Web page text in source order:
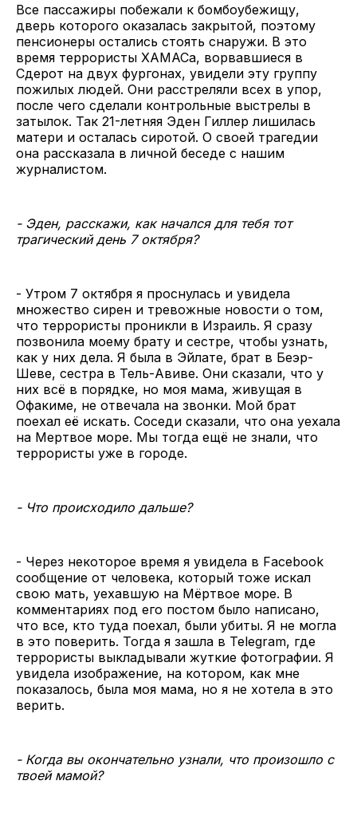
Все пассажиры побежали к бомбоубежищу,
дверь которого оказалась закрытой, поэтому
пенсионеры остались стоять снаружи. В это
время террористы ХАМАСа, ворвавшиеся в
Сдерот на двух фургонах, увидели эту группу
пожилых людей. Они расстреляли всех в упор,
после чего сделали контрольные выстрелы в
затылок. Так 21-летняя Эден Гиллер лишилась
матери и осталась сиротой. О своей трагедии
она рассказала в личной беседе с нашим
журналистом.
- Эден, расскажи, как начался для тебя тот
трагический день 7 октября?
- Утром 7 октября я проснулась и увидела
множество сирен и тревожные новости о том,
что террористы проникли в Израиль. Я сразу
позвонила моему брату и сестре, чтобы узнать,
как у них дела. Я была в Эйлате, брат в Беэр-
Шеве, сестра в Тель-Авиве. Они сказали, что у
них всё в порядке, но моя мама, живущая в
Офакиме, не отвечала на звонки. Мой брат
поехал её искать. Соседи сказали, что она уехала
на Мертвое море. Мы тогда ещё не знали, что
террористы уже в городе.
- Что происходило дальше?
- Через некоторое время я увидела в Facebook
сообщение от человека, который тоже искал
свою мать, уехавшую на Мёртвое море. В
комментариях под его постом было написано,
что все, кто туда поехал, были убиты. Я не могла
в это поверить. Тогда я зашла в Telegram, где
террористы выкладывали жуткие фотографии. Я
увидела изображение, на котором, как мне
показалось, была моя мама, но я не хотела в это
верить.
- Когда вы окончательно узнали, что произошло с
твоей мамой?